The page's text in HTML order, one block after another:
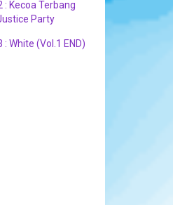
Kecoa Terbang
Party
White (Vol.1 END)